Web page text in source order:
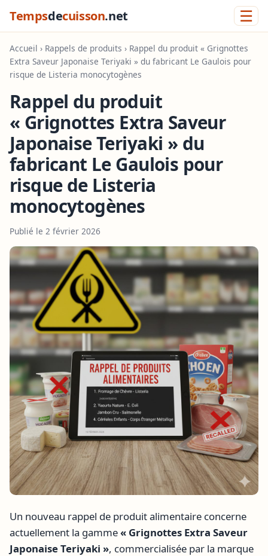
Tempsdecuisson.net ☰
Accueil › Rappels de produits › Rappel du produit « Grignottes
Extra Saveur Japonaise Teriyaki » du fabricant Le Gaulois pour
risque de Listeria monocytogènes
Rappel du produit
« Grignottes Extra Saveur
Japonaise Teriyaki » du
fabricant Le Gaulois pour
risque de Listeria
monocytogènes
Publié le 2 février 2026
Un nouveau rappel de produit alimentaire concerne
actuellement la gamme« Grignottes Extra Saveur
Japonaise Teriyaki », commercialisée par la marque